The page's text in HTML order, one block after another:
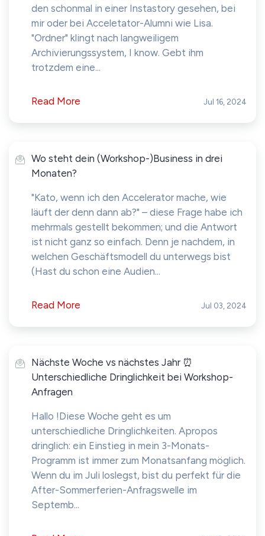
den schonmal in einer Instastory gesehen, bei
mir oder bei Acceletator-Alumni wie Lisa.
"Ordner" klingt nach langweiligem
Archivierungssystem, I know. Gebt ihm
trotzdem eine...
Read More Jul 16, 2024
Wo steht dein (Workshop-)Business in drei
Monaten?
"Kato, wenn ich den Accelerator mache, wie
läuft der denn dann ab?" – diese Frage habe ich
mehrmals gestellt bekommen; und die Antwort
ist nicht ganz so einfach. Denn je nachdem, in
welchen Geschäftsmodell du unterwegs bist
(Hast du schon eine Audien...
Read More Jul 03, 2024
Nächste Woche vs nächstes Jahr ⏰
Unterschiedliche Dringlichkeit bei Workshop-
Anfragen
Hallo !Diese Woche geht es um
unterschiedliche Dringlichkeiten. Apropos
dringlich: ein Einstieg in mein 3-Monats-
Programm ist immer zum Monatsanfang möglich.
Wenn du im Juli loslegst, bist du perfekt für die
After-Sommerferien-Anfragswelle im
Septemb...